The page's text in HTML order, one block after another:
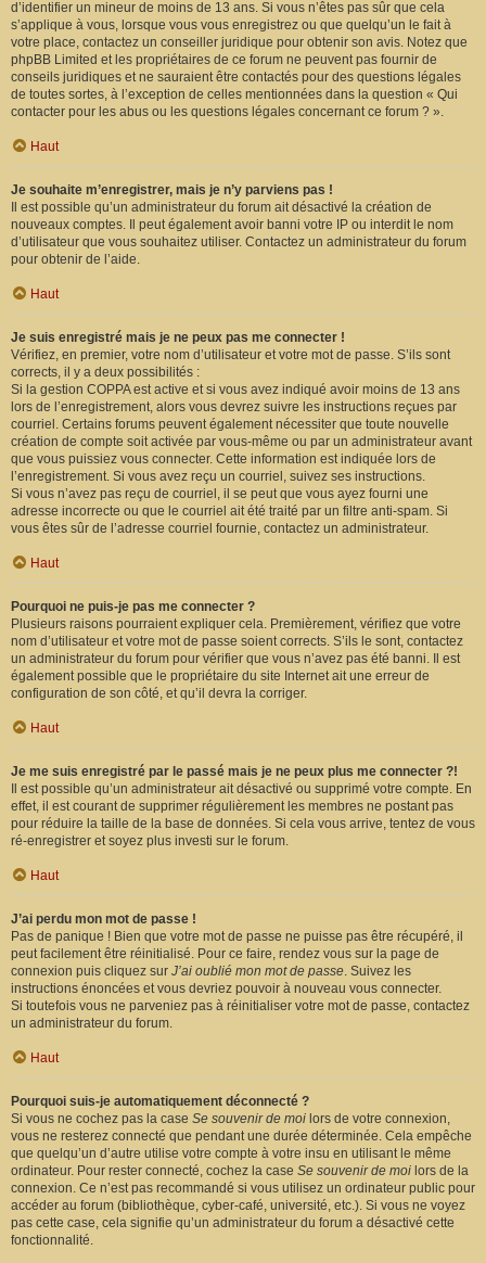
d’identifier un mineur de moins de 13 ans. Si vous n’êtes pas sûr que cela
s’applique à vous, lorsque vous vous enregistrez ou que quelqu’un le fait à
votre place, contactez un conseiller juridique pour obtenir son avis. Notez que
phpBB Limited et les propriétaires de ce forum ne peuvent pas fournir de
conseils juridiques et ne sauraient être contactés pour des questions légales
de toutes sortes, à l’exception de celles mentionnées dans la question « Qui
contacter pour les abus ou les questions légales concernant ce forum ? ».
Haut
Je souhaite m’enregistrer, mais je n’y parviens pas !
Il est possible qu’un administrateur du forum ait désactivé la création de
nouveaux comptes. Il peut également avoir banni votre IP ou interdit le nom
d’utilisateur que vous souhaitez utiliser. Contactez un administrateur du forum
pour obtenir de l’aide.
Haut
Je suis enregistré mais je ne peux pas me connecter !
Vérifiez, en premier, votre nom d’utilisateur et votre mot de passe. S’ils sont
corrects, il y a deux possibilités :
Si la gestion COPPA est active et si vous avez indiqué avoir moins de 13 ans
lors de l’enregistrement, alors vous devrez suivre les instructions reçues par
courriel. Certains forums peuvent également nécessiter que toute nouvelle
création de compte soit activée par vous-même ou par un administrateur avant
que vous puissiez vous connecter. Cette information est indiquée lors de
l’enregistrement. Si vous avez reçu un courriel, suivez ses instructions.
Si vous n’avez pas reçu de courriel, il se peut que vous ayez fourni une
adresse incorrecte ou que le courriel ait été traité par un filtre anti-spam. Si
vous êtes sûr de l’adresse courriel fournie, contactez un administrateur.
Haut
Pourquoi ne puis-je pas me connecter ?
Plusieurs raisons pourraient expliquer cela. Premièrement, vérifiez que votre
nom d’utilisateur et votre mot de passe soient corrects. S’ils le sont, contactez
un administrateur du forum pour vérifier que vous n’avez pas été banni. Il est
également possible que le propriétaire du site Internet ait une erreur de
configuration de son côté, et qu’il devra la corriger.
Haut
Je me suis enregistré par le passé mais je ne peux plus me connecter ?!
Il est possible qu’un administrateur ait désactivé ou supprimé votre compte. En
effet, il est courant de supprimer régulièrement les membres ne postant pas
pour réduire la taille de la base de données. Si cela vous arrive, tentez de vous
ré-enregistrer et soyez plus investi sur le forum.
Haut
J’ai perdu mon mot de passe !
Pas de panique ! Bien que votre mot de passe ne puisse pas être récupéré, il
peut facilement être réinitialisé. Pour ce faire, rendez vous sur la page de
connexion puis cliquez sur J’ai oublié mon mot de passe. Suivez les
instructions énoncées et vous devriez pouvoir à nouveau vous connecter.
Si toutefois vous ne parveniez pas à réinitialiser votre mot de passe, contactez
un administrateur du forum.
Haut
Pourquoi suis-je automatiquement déconnecté ?
Si vous ne cochez pas la case Se souvenir de moi lors de votre connexion,
vous ne resterez connecté que pendant une durée déterminée. Cela empêche
que quelqu’un d’autre utilise votre compte à votre insu en utilisant le même
ordinateur. Pour rester connecté, cochez la case Se souvenir de moi lors de la
connexion. Ce n’est pas recommandé si vous utilisez un ordinateur public pour
accéder au forum (bibliothèque, cyber-café, université, etc.). Si vous ne voyez
pas cette case, cela signifie qu’un administrateur du forum a désactivé cette
fonctionnalité.